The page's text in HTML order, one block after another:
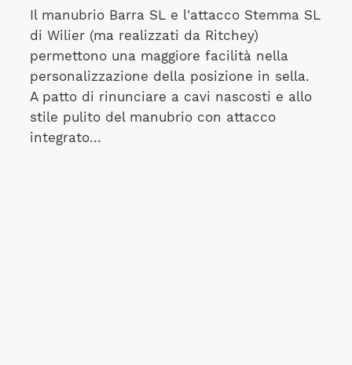
Il manubrio Barra SL e l'attacco Stemma SL
di Wilier (ma realizzati da Ritchey)
permettono una maggiore facilità nella
personalizzazione della posizione in sella.
A patto di rinunciare a cavi nascosti e allo
stile pulito del manubrio con attacco
integrato...